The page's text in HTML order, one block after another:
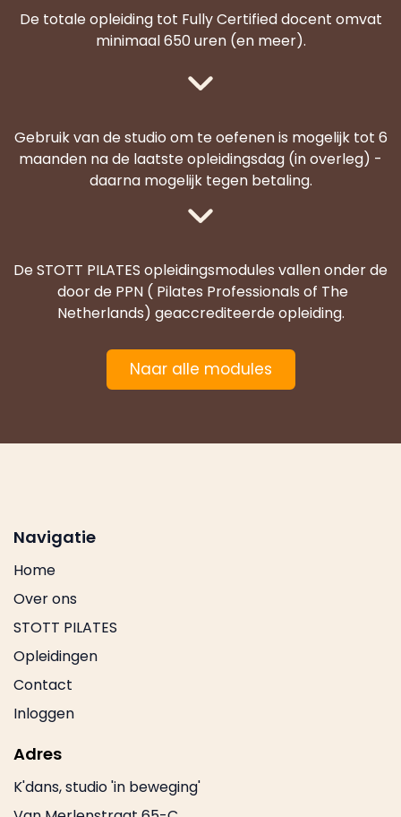
De totale opleiding tot Fully Certified docent omvat
minimaal 650 uren (en meer).
Gebruik van de studio om te oefenen is mogelijk tot 6
maanden na de laatste opleidingsdag (in overleg) -
daarna mogelijk tegen betaling.
De STOTT PILATES opleidingsmodules vallen onder de
door de PPN ( Pilates Professionals of The
Netherlands) geaccrediteerde opleiding.
Naar alle modules
Navigatie
Home
Over ons
STOTT PILATES
Opleidingen
Contact
Inloggen
Adres
K'dans, studio 'in beweging'